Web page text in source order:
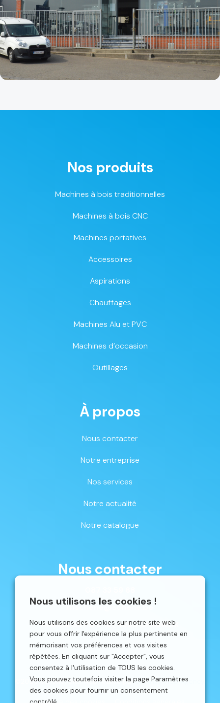
Nous utilisons les cookies !
Nous utilisons des cookies sur notre site web
pour vous offrir l'expérience la plus pertinente en
mémorisant vos préférences et vos visites
répétées. En cliquant sur "Accepter", vous
consentez à l'utilisation de TOUS les cookies.
Vous pouvez toutefois visiter la page Paramètres
des cookies pour fournir un consentement
Nos produits
Machines à bois traditionnelles
Machines à bois CNC
Machines portatives
Accessoires
Aspirations
Chauffages
Machines Alu et PVC
Machines d’occasion
Outillages
À propos
Nous contacter
Notre entreprise
Nos services
Notre actualité
Notre catalogue
Nous contacter
mschene@schene.be
Avenue du Parc 16 | 4650 CHAINEUX
©2026 Schêne. Site web réalisé parLocalisy Web Agency.